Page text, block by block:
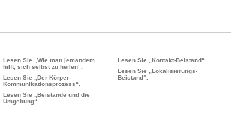
Lesen Sie „Wie man jemandem
hilft, sich selbst zu heilen“.
Lesen Sie „Der Körper-
Kommunikationsprozess“.
Lesen Sie „Beistände und die
Umgebung“.
Lesen Sie „Kontakt-Beistand“.
Lesen Sie „Lokalisierungs-
Beistand“.